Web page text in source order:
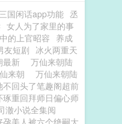
三国闲话app功能 丞
女人为了家里的事
的上官昭容 养成
友短剧 冰火两重天
最新
万仙来朝陆
来朝
万仙来朝陆
回头了笔趣阁超前
琢重回拜师日偏心师
澈小说全集阅
孕美人被六个绝嗣大